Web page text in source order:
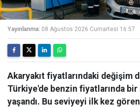
Yayınlanma: 08 Ağustos 2026 Cumartesi 16:57
Akaryakıt fiyatlarındaki değişim
Türkiye'de benzin fiyatlarında
yaşandı. Bu seviyeyi ilk kez